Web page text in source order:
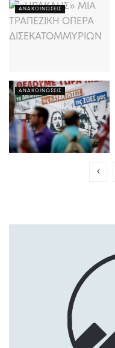
ΑΝΑΚΟΙΝΩΣΕΙΣ
ΑΝΑΚΟΙΝΩΣΕΙΣ